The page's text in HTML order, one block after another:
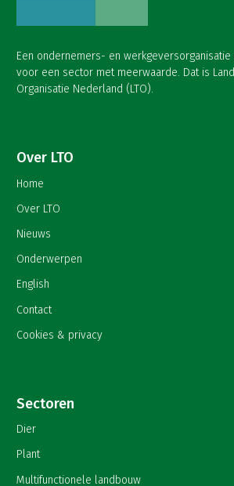
Een ondernemers- en
voor een sector met meerwaarde. Dat is
Organisatie Nederland (LTO).
Over LTO
Home
Over LTO
Nieuws
Onderwerpen
English
Contact
Cookies & privacy
Sectoren
Dier
Plant
Multifunctionele landbouw